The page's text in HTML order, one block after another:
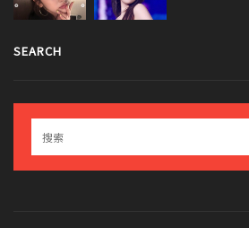
SEARCH